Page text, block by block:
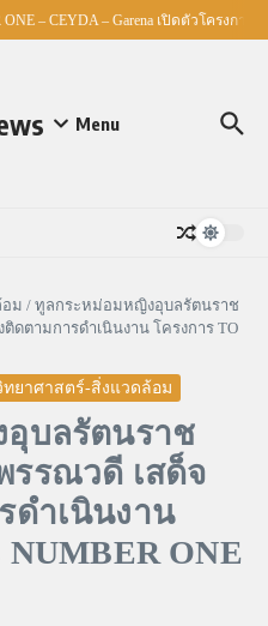
– CEYDA – Garena เปิดตัวโครงการ
Menu
อม / ทูลกระหม่อมหญิงอุบลรัตนราช
ตามการดำเนินงาน โครงการ TO
ยาศาสตร์-สิ่งแวดล้อม
บลรัตนราช
รณวดี เสด็จ
ดำเนินงาน
ONE